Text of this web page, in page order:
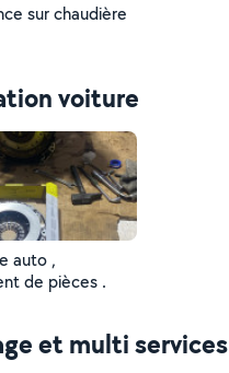
sur chaudière
voiture
auto ,
de pièces .
et multi services